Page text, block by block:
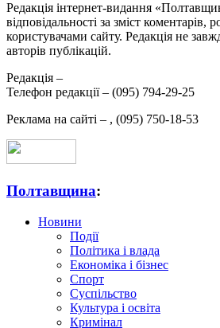
Редакція інтернет-видання
відповідальності за зміст коментарів,
користувачами сайту. Редакція не
авторів публікацій.
Редакція –
Телефон редакції – (095) 794-29-25
Реклама на сайті – , (095) 750-18-53
Полтавщина:
Новини
Події
Політика і влада
Економіка і бізнес
Спорт
Суспільство
Культура і освіта
Кримінал